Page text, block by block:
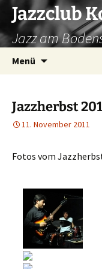
Zum
Inhalt
springen
Jazzclub
Jazz am
Menü
Jazzherbst
11. November 2011
Fotos vom